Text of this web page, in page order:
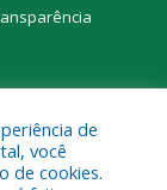
de
você
de cookies.